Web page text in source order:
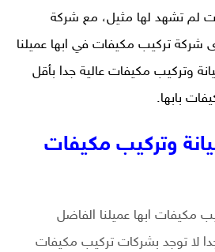
لم تشهد لها مثيل، مع شركة
شركة تركيب مكيفات في ابها عميلنا
وتركيب مكيفات عالية جدا بأقل
بابها.
وتركيب مكيفات
مكيفات ابها عميلنا الفاضل
لا توجد بشركات تركيب مكيفات